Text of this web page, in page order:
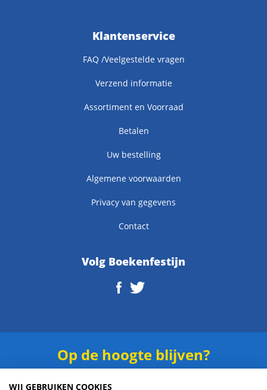
Klantenservice
FAQ /Veelgestelde vragen
Verzend informatie
Assortiment en Voorraad
Betalen
Uw bestelling
Algemene voorwaarden
Privacy van gegevens
Contact
Volg Boekenfestijn
Op de hoogte blijven?
WIJ GEBRUIKEN COOKIES